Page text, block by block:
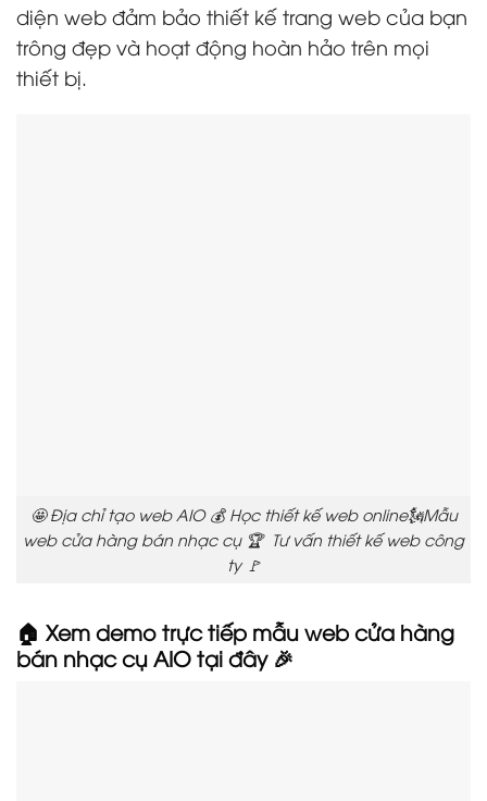
diện web đảm bảo thiết kế trang web của bạn
trông đẹp và hoạt động hoàn hảo trên mọi
thiết bị.
🤩 Địa chỉ tạo web AIO 💰 Học thiết kế web online🗽Mẫu
web cửa hàng bán nhạc cụ 🏆 Tư vấn thiết kế web công
ty 🚩
🏠 Xem demo trực tiếp mẫu web cửa hàng
bán nhạc cụ AIO tại đây 🎉